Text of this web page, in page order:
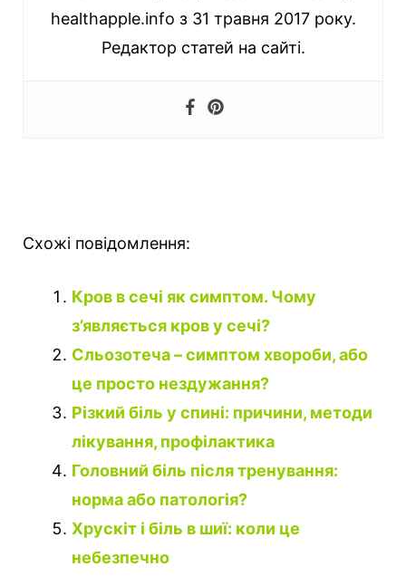
healthapple.info з 31 травня 2017 року.
Редактор статей на сайті.
Схожі повідомлення:
Кров в сечі як симптом. Чому
з’являється кров у сечі?
Cльозотеча – симптом хвороби, або
це просто нездужання?
Різкий біль у спині: причини, методи
лікування, профілактика
Головний біль після тренування:
норма або патологія?
Хрускіт і біль в шиї: коли це
небезпечно